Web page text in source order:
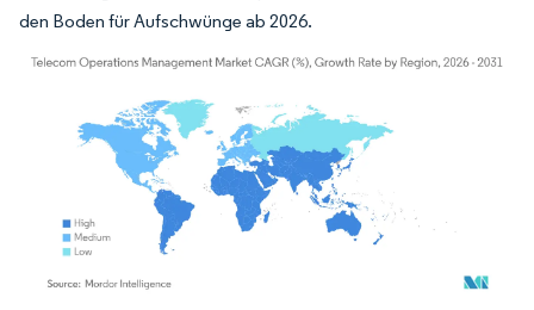
den Boden für Aufschwünge ab 2026.